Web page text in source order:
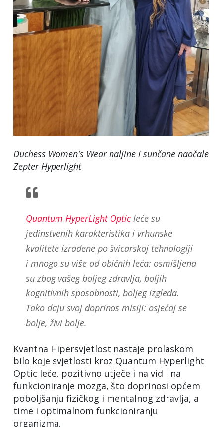
Duchess Women's Wear haljine i sunčane naočale
Zepter Hyperlight
Quantum HyperLight Opticleće su
jedinstvenih karakteristika i vrhunske
kvalitete izrađene po švicarskoj tehnologiji
i mnogo su više od običnih leća: osmišljena
su zbog vašeg boljeg zdravlja, boljih
kognitivnih sposobnosti, boljeg izgleda.
Tako daju svoj doprinos misiji: osjećaj se
bolje, živi bolje.
Kvantna Hipersvjetlost nastaje prolaskom
bilo koje svjetlosti kroz Quantum Hyperlight
Optic leće, pozitivno utječe i na vid i na
funkcioniranje mozga, što doprinosi općem
poboljšanju fizičkog i mentalnog zdravlja, a
time i optimalnom funkcioniranju
organizma.